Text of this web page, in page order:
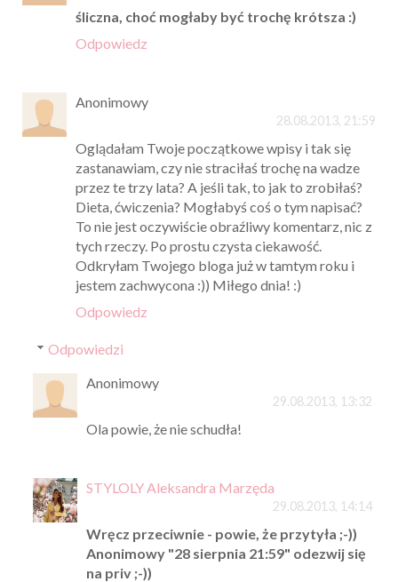
śliczna, choć mogłaby być trochę krótsza :)
Odpowiedz
Anonimowy
28.08.2013, 21:59
Oglądałam Twoje początkowe wpisy i tak się
zastanawiam, czy nie straciłaś trochę na wadze
przez te trzy lata? A jeśli tak, to jak to zrobiłaś?
Dieta, ćwiczenia? Mogłabyś coś o tym napisać?
To nie jest oczywiście obraźliwy komentarz, nic z
tych rzeczy. Po prostu czysta ciekawość.
Odkryłam Twojego bloga już w tamtym roku i
jestem zachwycona :)) Miłego dnia! :)
Odpowiedz
Odpowiedzi
Anonimowy
29.08.2013, 13:32
Ola powie, że nie schudła!
STYLOLY Aleksandra Marzęda
29.08.2013, 14:14
Wręcz przeciwnie - powie, że przytyła ;-))
Anonimowy "28 sierpnia 21:59" odezwij się
na priv ;-))